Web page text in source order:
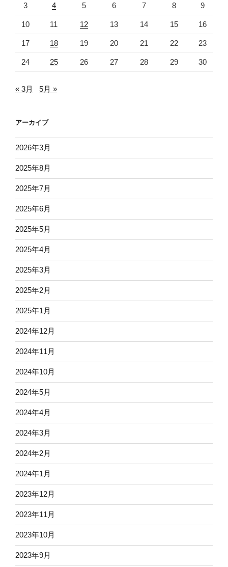
3 4 5 6 7 8 9
10 11 12 13 14 15 16
17 18 19 20 21 22 23
24 25 26 27 28 29 30
« 3月 5月 »
アーカイブ
2026年3月
2025年8月
2025年7月
2025年6月
2025年5月
2025年4月
2025年3月
2025年2月
2025年1月
2024年12月
2024年11月
2024年10月
2024年5月
2024年4月
2024年3月
2024年2月
2024年1月
2023年12月
2023年11月
2023年10月
2023年9月